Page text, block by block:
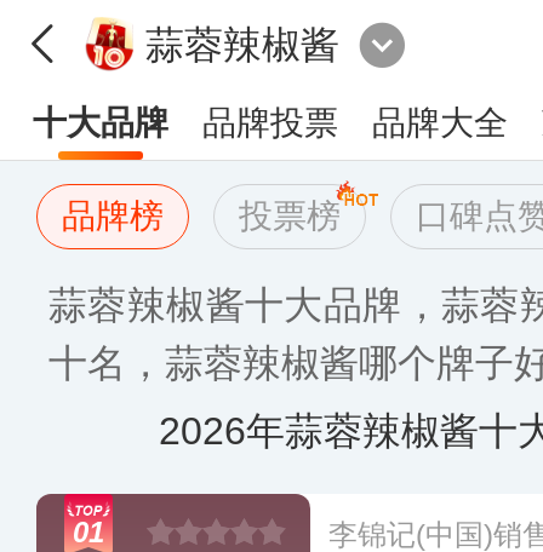
蒜蓉辣椒酱
十大品牌 品牌投票 品牌大全
品牌榜 投票榜 口碑点
蒜蓉辣椒酱十大品牌，蒜蓉
十名，蒜蓉辣椒酱哪个牌子
2026年蒜蓉辣椒酱十
01 李锦记(中国)销